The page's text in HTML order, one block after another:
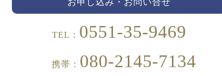
お申し込み・お問い合せ
TEL： 0551-35-9469
携帯： 080-2145-7134